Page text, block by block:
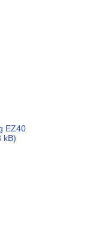
EZ40
kB)